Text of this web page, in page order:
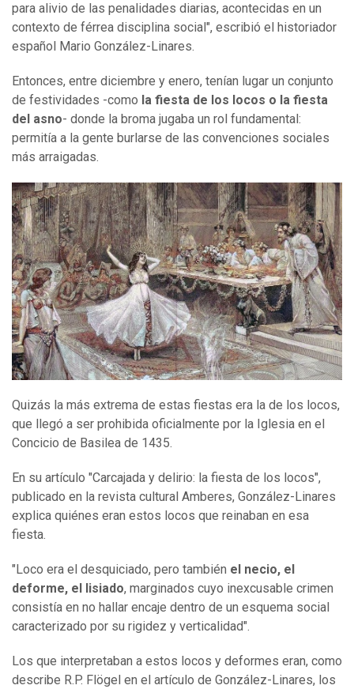
para alivio de las penalidades diarias, acontecidas en un
contexto de férrea disciplina social", escribió el historiador
español Mario González-Linares.
Entonces, entre diciembre y enero, tenían lugar un conjunto
de festividades -como la fiesta de los locos o la fiesta
del asno- donde la broma jugaba un rol fundamental:
permitía a la gente burlarse de las convenciones sociales
más arraigadas.
Quizás la más extrema de estas fiestas era la de los locos,
que llegó a ser prohibida oficialmente por la Iglesia en el
Concicio de Basilea de 1435.
En su artículo "Carcajada y delirio: la fiesta de los locos",
publicado en la revista cultural Amberes, González-Linares
explica quiénes eran estos locos que reinaban en esa
fiesta.
"Loco era el desquiciado, pero también el necio, el
deforme, el lisiado, marginados cuyo inexcusable crimen
consistía en no hallar encaje dentro de un esquema social
caracterizado por su rigidez y verticalidad".
Los que interpretaban a estos locos y deformes eran, como
describe R.P. Flögel en el artículo de González-Linares, los